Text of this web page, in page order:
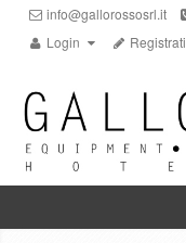
info@gallorossosrl.it
Login
Registrati